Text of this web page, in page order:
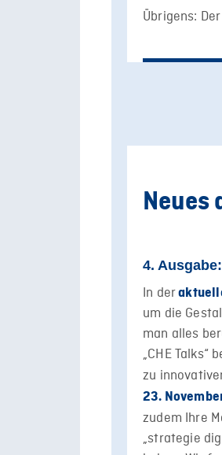
Übrigens:
Neues
4.
In der
um die
man alles
„CHE
zu
23.
zudem Ihre
„strategie